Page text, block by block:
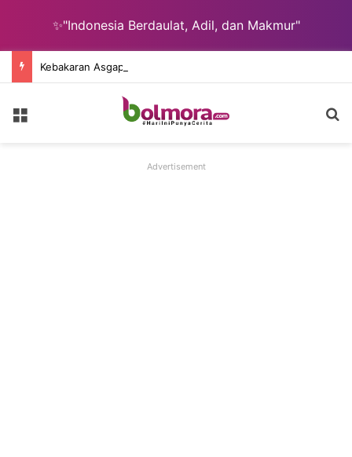
✨"Indonesia Berdaulat, Adil, dan Makmur"
Advertisement